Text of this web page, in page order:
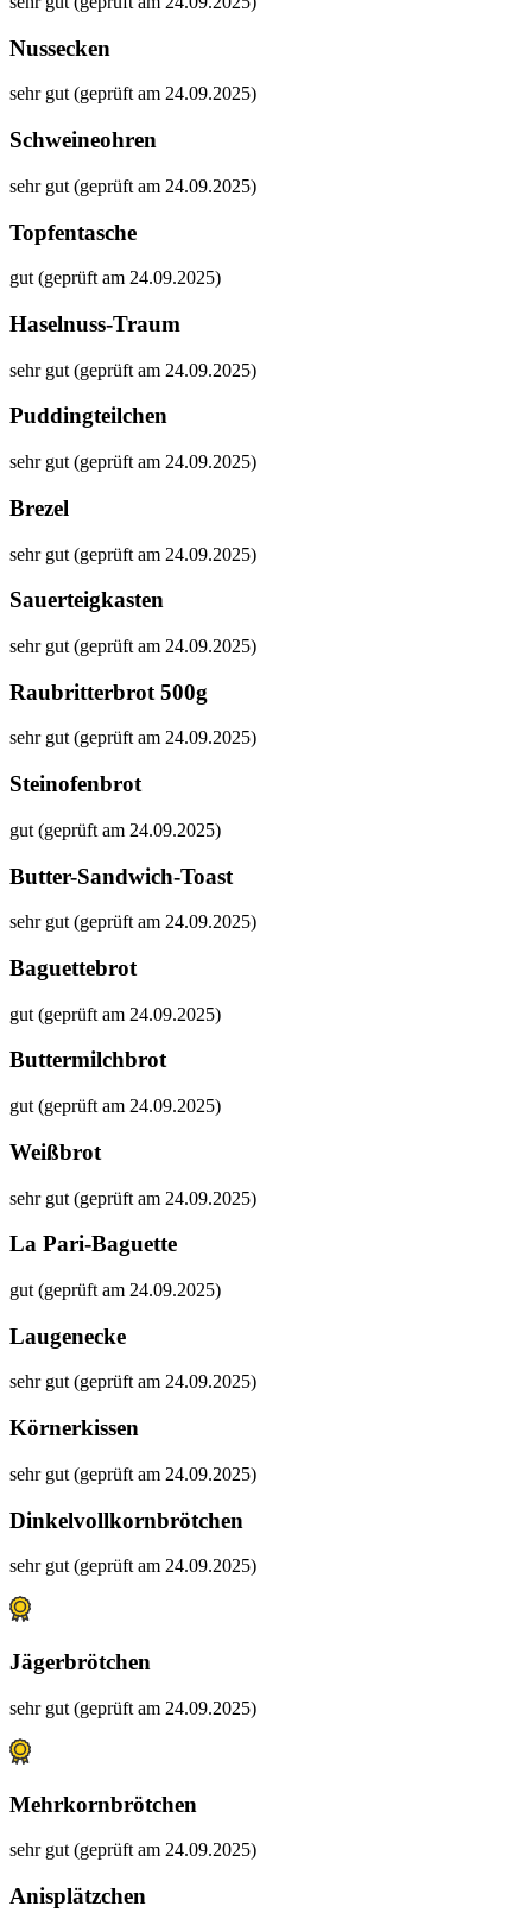
Nussecken
sehr gut (geprüft am 24.09.2025)
Schweineohren
sehr gut (geprüft am 24.09.2025)
Topfentasche
gut (geprüft am 24.09.2025)
Haselnuss-Traum
sehr gut (geprüft am 24.09.2025)
Puddingteilchen
sehr gut (geprüft am 24.09.2025)
Brezel
sehr gut (geprüft am 24.09.2025)
Sauerteigkasten
sehr gut (geprüft am 24.09.2025)
Raubritterbrot 500g
sehr gut (geprüft am 24.09.2025)
Steinofenbrot
gut (geprüft am 24.09.2025)
Butter-Sandwich-Toast
sehr gut (geprüft am 24.09.2025)
Baguettebrot
gut (geprüft am 24.09.2025)
Buttermilchbrot
gut (geprüft am 24.09.2025)
Weißbrot
sehr gut (geprüft am 24.09.2025)
La Pari-Baguette
gut (geprüft am 24.09.2025)
Laugenecke
sehr gut (geprüft am 24.09.2025)
Körnerkissen
sehr gut (geprüft am 24.09.2025)
Dinkelvollkornbrötchen
sehr gut (geprüft am 24.09.2025)
Jägerbrötchen
sehr gut (geprüft am 24.09.2025)
Mehrkornbrötchen
sehr gut (geprüft am 24.09.2025)
Anisplätzchen